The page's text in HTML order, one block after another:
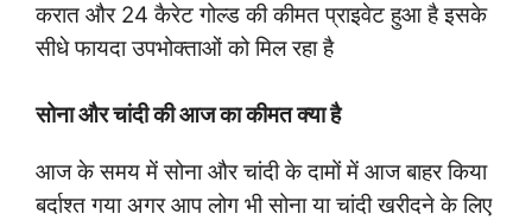
करात और 24 कैरेट गोल्ड की कीमत प्राइवेट हुआ है इसके
सीधे फायदा उपभोक्ताओं को मिल रहा है
सोना और चांदी की आज का कीमत क्या है
आज के समय में सोना और चांदी के दामों में आज बाहर किया
बर्दाश्त गया अगर आप लोग भी सोना या चांदी खरीदने के लिए